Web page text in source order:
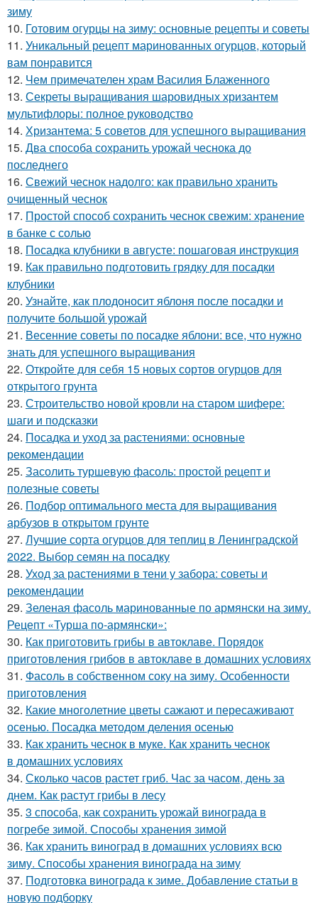
зиму
10. Готовим огурцы на зиму: основные рецепты и советы
11. Уникальный рецепт маринованных огурцов, который
вам понравится
12. Чем примечателен храм Василия Блаженного
13. Секреты выращивания шаровидных хризантем
мультифлоры: полное руководство
14. Хризантема: 5 советов для успешного выращивания
15. Два способа сохранить урожай чеснока до
последнего
16. Свежий чеснок надолго: как правильно хранить
очищенный чеснок
17. Простой способ сохранить чеснок свежим: хранение
в банке с солью
18. Посадка клубники в августе: пошаговая инструкция
19. Как правильно подготовить грядку для посадки
клубники
20. Узнайте, как плодоносит яблоня после посадки и
получите большой урожай
21. Весенние советы по посадке яблони: все, что нужно
знать для успешного выращивания
22. Откройте для себя 15 новых сортов огурцов для
открытого грунта
23. Строительство новой кровли на старом шифере:
шаги и подсказки
24. Посадка и уход за растениями: основные
рекомендации
25. Засолить туршевую фасоль: простой рецепт и
полезные советы
26. Подбор оптимального места для выращивания
арбузов в открытом грунте
27. Лучшие сорта огурцов для теплиц в Ленинградской
2022. Выбор семян на посадку
28. Уход за растениями в тени у забора: советы и
рекомендации
29. Зеленая фасоль маринованные по армянски на зиму.
Рецепт «Турша по-армянски»:
30. Как приготовить грибы в автоклаве. Порядок
приготовления грибов в автоклаве в домашних условиях
31. Фасоль в собственном соку на зиму. Особенности
приготовления
32. Какие многолетние цветы сажают и пересаживают
осенью. Посадка методом деления осенью
33. Как хранить чеснок в муке. Как хранить чеснок
в домашних условиях
34. Сколько часов растет гриб. Час за часом, день за
днем. Как растут грибы в лесу
35. 3 способа, как сохранить урожай винограда в
погребе зимой. Способы хранения зимой
36. Как хранить виноград в домашних условиях всю
зиму. Способы хранения винограда на зиму
37. Подготовка винограда к зиме. Добавление статьи в
новую подборку